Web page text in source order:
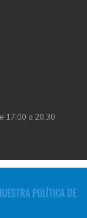
17:00 a 20:30
POLÍTICA DE